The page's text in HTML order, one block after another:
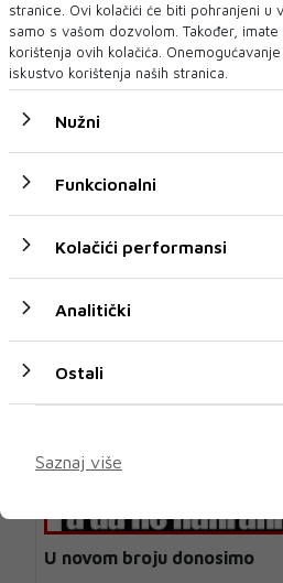
U novom broju donosimo
05 KOL 2026
U novom broju donosimo
stranice. Ovi kolačići će biti pohranjeni u
samo s vašom dozvolom. Također,
korištenja ovih kolačića.
iskustvo korištenja naših stranica.
Nužni
Funkcionalni
Kolačići performansi
Analitički
Ostali
Saznaj više